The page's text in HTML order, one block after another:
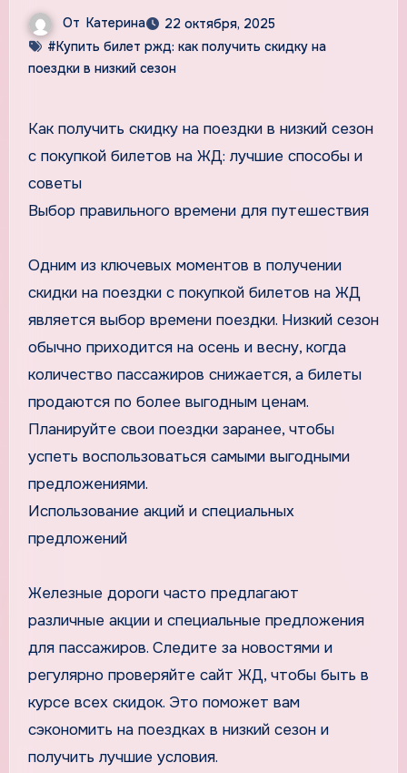
От Катерина
22 октября, 2025
#Купить билет ржд: как получить скидку на
поездки в низкий сезон
Как получить скидку на поездки в низкий сезон
с покупкой билетов на ЖД: лучшие способы и
советы
Выбор правильного времени для путешествия
Одним из ключевых моментов в получении
скидки на поездки с покупкой билетов на ЖД
является выбор времени поездки. Низкий сезон
обычно приходится на осень и весну, когда
количество пассажиров снижается, а билеты
продаются по более выгодным ценам.
Планируйте свои поездки заранее, чтобы
успеть воспользоваться самыми выгодными
предложениями.
Использование акций и специальных
предложений
Железные дороги часто предлагают
различные акции и специальные предложения
для пассажиров. Следите за новостями и
регулярно проверяйте сайт ЖД, чтобы быть в
курсе всех скидок. Это поможет вам
сэкономить на поездках в низкий сезон и
получить лучшие условия.